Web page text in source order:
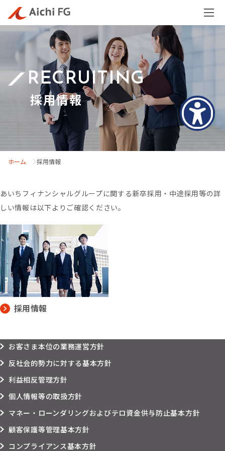
メ
く
RECRUITING
採用情報
ホーム 採用情報
あいちフィナンシャルグループに関する新卒採用・中途採用等の詳
しい情報は以下よりご確認ください。
採用情報
お客さま本位の業務運営方針
反社会的勢力に対する基本方針
利益相反管理方針
個人情報等の取扱方針
マネー・ローンダリングおよびテロ資金供与防止基本方針
顧客保護等管理基本方針
コンプライアンス基本方針